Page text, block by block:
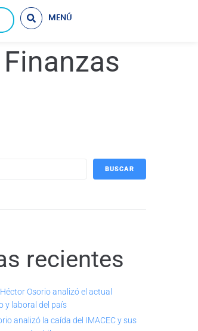
MENÚ
BUSCAR
recientes
Osorio analizó el actual
y laboral del país
analizó la caída del IMACEC y sus